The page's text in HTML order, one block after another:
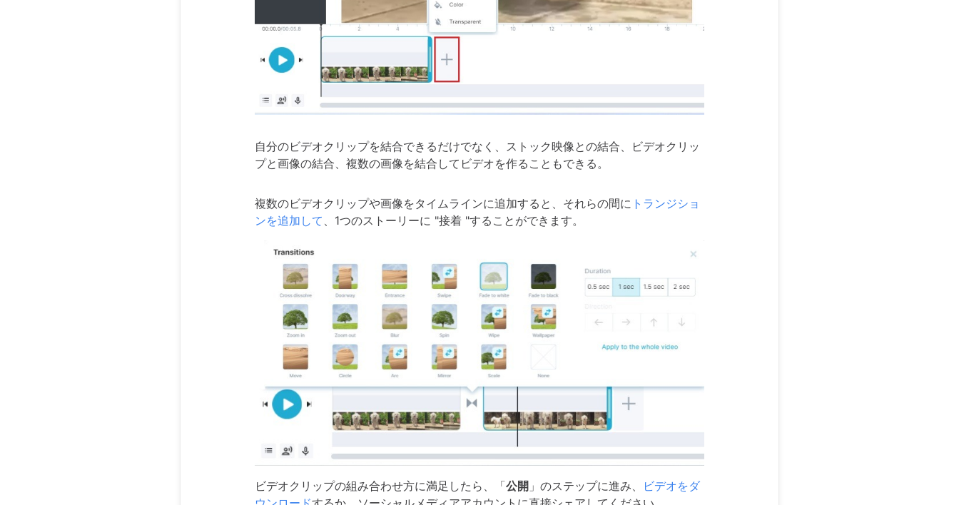
自分のビデオクリップを結合できるだけでなく、ストック映像との結合、ビデオクリッ
プと画像の結合、複数の画像を結合してビデオを作ることもできる。
複数のビデオクリップや画像をタイムラインに追加すると、それらの間に トランジショ
ンを追加して 、1つのストーリーに "接着 "することができます。
ビデオクリップの組み合わせ方に満足したら、「公開 」のステップに進み、
ビデオをダ